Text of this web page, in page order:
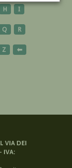
H I
Q R
Z ⬅
VIA DEI
IVA: